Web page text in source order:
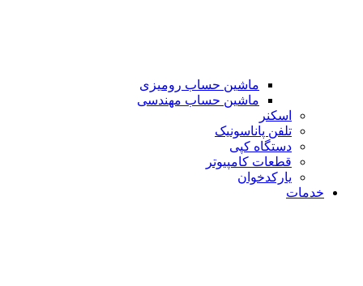
ماشین حساب رومیزی
ماشین حساب مهندسی
اسکنر
تلفن پاناسونیک
دستگاه کپی
قطعات کامپیوتر
یارکدخوان
خدمات